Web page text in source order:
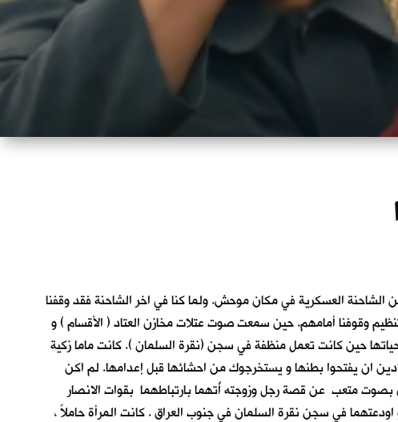
الشاحنة العسكرية في مكان موحش. ولما كنا في اخر الشاحنة فقد وقفنا
وقوفنا أمامهم. حين سمعت صوت عتلات مخازن العتاد ( الأقسام ) و
حين كانت تعمل منظفة في سجن (نقرة السلمان ). كانت ماما زكية
ان يفتحوا بطنها و يستخرجوك من احشائها قبل إعدامها. لم اكن
متعب عن قصة رجل وزوجته أُتهما بارتباطهما بقوات الانصار
اودعتهما في سجن نقرة السلمان في جنوب العراق . كانت المرأة حاملاً ،